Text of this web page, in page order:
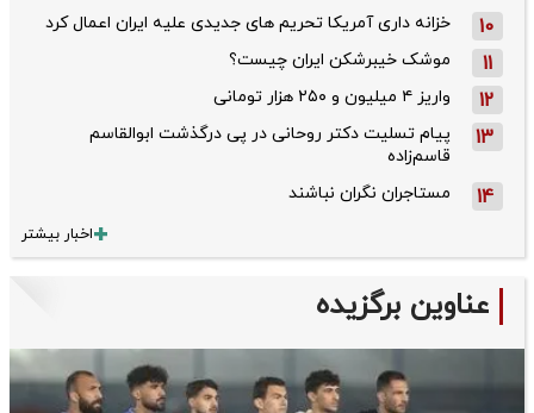
10 خزانه داری آمریکا تحریم های جدیدی علیه ایران اعمال کرد
11 موشک خیبرشکن ایران چیست؟
12 واریز ۴ میلیون و ۲۵۰ هزار تومانی
13
پیام تسلیت دکتر روحانی در پی درگذشت ابوالقاسم
قاسم‌زاده
14 مستاجران نگران نباشند
اخبار بیشتر
عناوین برگزیده